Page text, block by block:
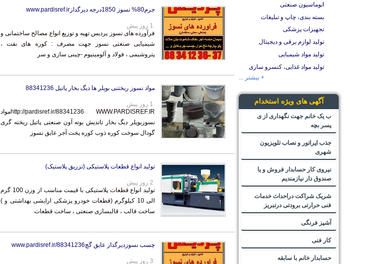
جرم80% نسوز 1850درجه دیرگدازwww.pardisref.ir
فرآورده های نسوز پردیس تهیه و توزیع انواع مصالح ساختمانی و
شیمیایی صنعتی نسوز جهت مصرف : کوره های نفت ،
پتروشیمی ، فولاد و آلومینیوم -چینی سازی و سر
1 روز پیش
مواد نسوز ریختنی بویلر ها دیگ بخار پاتیل 88341236
http://pardisref.ir/88341236 WWW.PARDISREF.IRمواد
نسوزبویلر دیگ بخار تاندیش بوته آون صنعتی پاتیل ریخته گری
گودال سوخت کوره ذوب کوره پخت آجر عایق نسوز
1 روز پیش
تولید انواع قطعات پلاستیکی (تزریق پلاستیک)
تولید انواع قطعات پلاستیکی با قیمت مناسب از وزن 100 گرم
الی 10 کیلوگرم (قطعات خودرو پزشکی ارایشی بهداشتی و )
ساخت قالب ، قالبسازی صنعتی ، ساخت قطعات
2 روز پیش
چسب نسوزدیرگداز عایق گچwww.pardisref.ir/88341236
3 روز پیش
اتوماسیون صنعتی
بسته بندی، چاپ و تبلیغات
تجهیزات پزشکی
تولید لوازم برقی و دیجیتال
تولید مواد شیمیایی
تولید مواد غذایی، کنسرو سازی
+ بیشتر ...
آگهی های ویژه استخدام
ب یک خانم جهت نگهداری از ی
پسر بچه
جذب اپراتور و نصاب تلویزیون
شهری
نیروی کار حسابدار فروش و یا
صندوق دار نیازمندیم
شریک شراکت دراحداث خدمات
فنی حرارتی برودتی درتبریز
آشپز فرنگی
کار فنی
حسابدار خانم با سابقه